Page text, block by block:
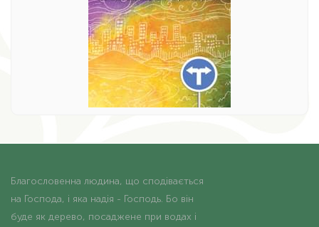
Благословенна людина, що сподівається
на Господа, і яка надія - Господь. Бо він
буде як дерево, посаджене при водах і